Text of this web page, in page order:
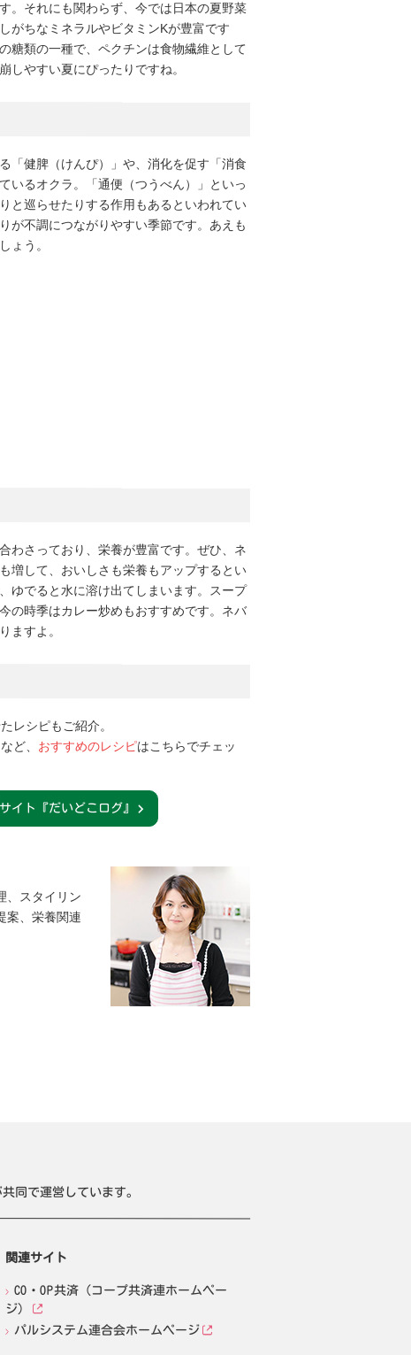
。それにも関わらず、今では日本の夏野菜
がちなミネラルやビタミンKが豊富です
糖類の一種で、ペクチンは食物繊維として
しやすい夏にぴったりですね。
「健脾（けんぴ）」や、消化を促す「消食
いるオクラ。「通便（つうべん）」といっ
と巡らせたりする作用もあるといわれてい
が不調につながりやすい季節です。あえも
ょう。
わさっており、栄養が豊富です。ぜひ、ネ
増して、おいしさも栄養もアップするとい
ゆでると水に溶け出てしまいます。スープ
の時季はカレー炒めもおすすめです。ネバ
ますよ。
レシピもご紹介。
ど、 おすすめのレシピはこちらでチェッ
イト『だいどこログ』
、スタイリン
案、栄養関連
同で運営しています。
関連サイト
CO・OP共済（コープ共済連ホームペー
ジ）
パルシステム連合会ホームページ